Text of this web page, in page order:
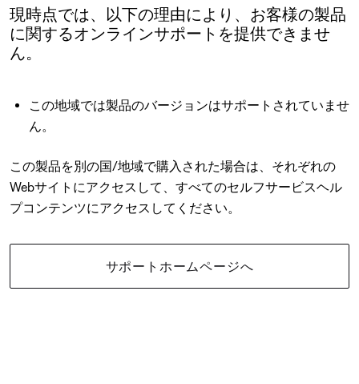
現時点では、以下の理由により、お客様の製品
に関するオンラインサポートを提供できませ
ん。
この地域では製品のバージョンはサポートされていませ
ん。
この製品を別の国/地域で購入された場合は、それぞれの
Webサイトにアクセスして、すべてのセルフサービスヘル
プコンテンツにアクセスしてください。
サポートホームページへ